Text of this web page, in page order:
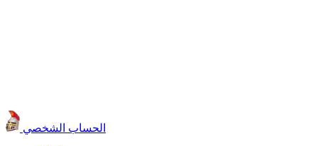
الحساب الشخصي